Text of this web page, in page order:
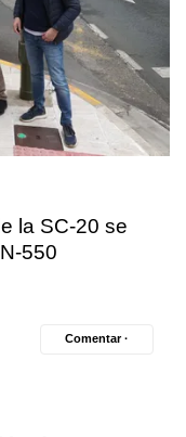
la SC-20 se
550
Comentar ·